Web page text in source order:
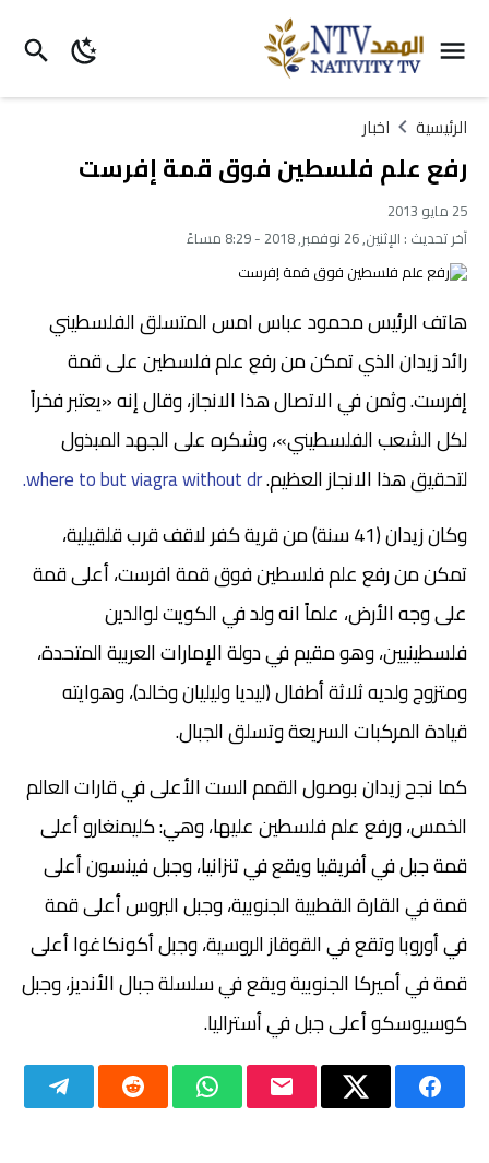
الرئيسية اخبار
رفع علم فلسطين فوق قمة إفرست
25 مايو 2013
آخر تحديث : الإثنين, 26 نوفمبر, 2018 - 8:29 مساءً
هاتف الرئيس محمود عباس امس المتسلق الفلسطيني
رائد زيدان الذي تمكن من رفع علم فلسطين على قمة
إفرست. وثمن في الاتصال هذا الانجاز، وقال إنه «يعتبر فخراً
لكل الشعب الفلسطيني»، وشكره على الجهد المبذول
لتحقيق هذا الانجاز العظيم.where to but viagra without dr.
وكان زيدان (41 سنة) من قرية كفر لاقف قرب قلقيلية،
تمكن من رفع علم فلسطين فوق قمة افرست، أعلى قمة
على وجه الأرض، علماً انه ولد في الكويت لوالدين
فلسطينيين، وهو مقيم في دولة الإمارات العربية المتحدة،
ومتزوج ولديه ثلاثة أطفال (ليديا وليليان وخالد)، وهوايته
قيادة المركبات السريعة وتسلق الجبال.
كما نجح زيدان بوصول القمم الست الأعلى في قارات العالم
الخمس، ورفع علم فلسطين عليها، وهي: كليمنغارو أعلى
قمة جبل في أفريقيا ويقع في تنزانيا، وجبل فينسون أعلى
قمة في القارة القطبية الجنوبية، وجبل البروس أعلى قمة
في أوروبا وتقع في القوقاز الروسية، وجبل أكونكاغوا أعلى
قمة في أميركا الجنوبية ويقع في سلسلة جبال الأنديز، وجبل
كوسيوسكو أعلى جبل في أستراليا.